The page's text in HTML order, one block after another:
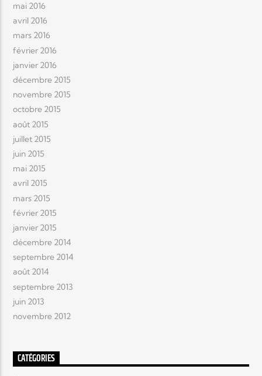
mai 2016
avril 2016
mars 2016
février 2016
janvier 2016
décembre 2015
novembre 2015
octobre 2015
août 2015
juillet 2015
juin 2015
mai 2015
avril 2015
mars 2015
février 2015
janvier 2015
décembre 2014
septembre 2014
août 2014
septembre 2013
juin 2013
novembre 2012
CATÉGORIES